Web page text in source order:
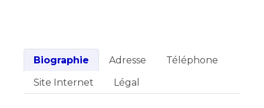
Biographie Adresse
Téléphone
Site Internet
Légal